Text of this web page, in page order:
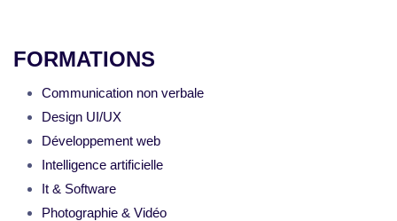
FORMATIONS
Communication non verbale
Design UI/UX
Développement web
Intelligence artificielle
It & Software
Photographie & Vidéo